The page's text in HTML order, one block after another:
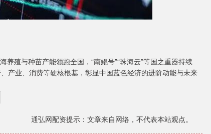
殖与种苗产能领跑全国，“南鲲号”“珠海云”等国之重器持续
产业、消费等硬核根基，彰显中国蓝色经济的进阶动能与未来
通弘网配资提示：文章来自网络，不代表本站观点。